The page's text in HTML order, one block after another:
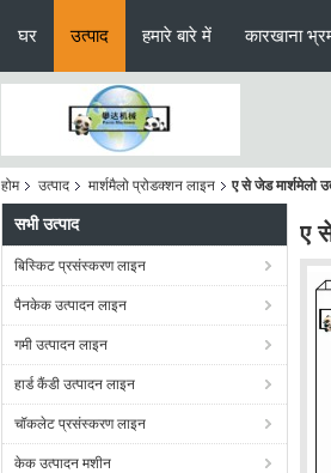
घर उत्पाद हमारे बारे में कारखाना
होम उत्पाद मार्शमैलो प्रोडक्शन लाइन ए से जेड मार्शमेलो
सभी उत्पाद
बिस्किट प्रसंस्करण लाइन
पैनकेक उत्पादन लाइन
गमी उत्पादन लाइन
हार्ड कैंडी उत्पादन लाइन
चॉकलेट प्रसंस्करण लाइन
केक उत्पादन मशीन
ए